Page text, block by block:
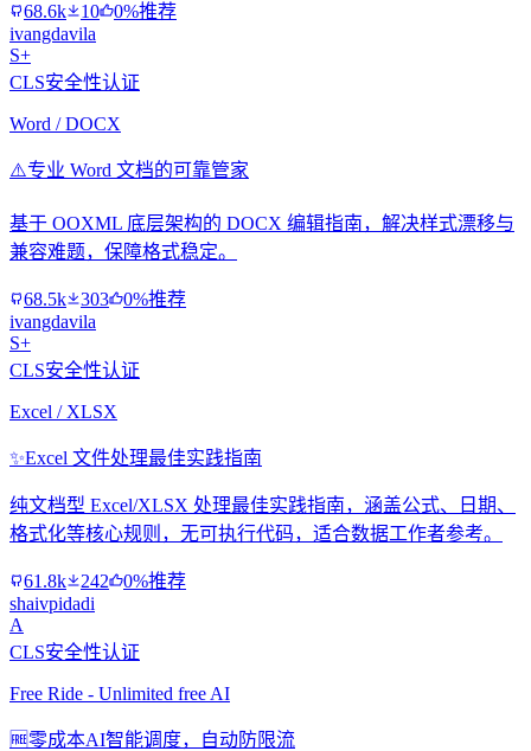
68.6k 10
0%推荐
ivangdavila
S+
CLS安全性认证
Word / DOCX
⚠️专业 Word 文档的可靠管家
基于 OOXML 底层架构的 DOCX 编辑指南，解决样式漂移与
兼容难题，保障格式稳定。
68.5k 303
0%推荐
ivangdavila
S+
CLS安全性认证
Excel / XLSX
✨Excel 文件处理最佳实践指南
纯文档型 Excel/XLSX 处理最佳实践指南，涵盖公式、日期、
格式化等核心规则，无可执行代码，适合数据工作者参考。
61.8k 242
0%推荐
shaivpidadi
A
CLS安全性认证
Free Ride - Unlimited free AI
🆓零成本AI智能调度，自动防限流